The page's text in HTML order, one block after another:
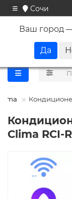
Сочи
Ваш город
Clima RCI-